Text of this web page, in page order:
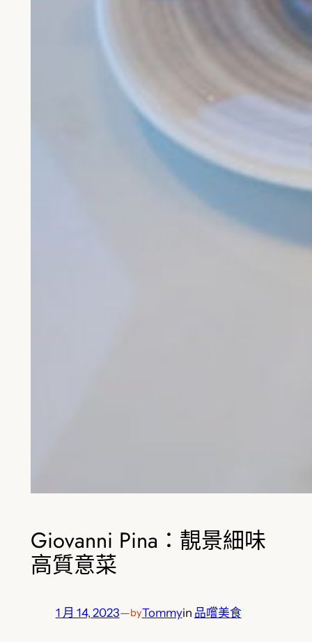
Giovanni Pina：靚景細味
高質意菜
1 月 14, 2023—byTommyin 品嚐美食